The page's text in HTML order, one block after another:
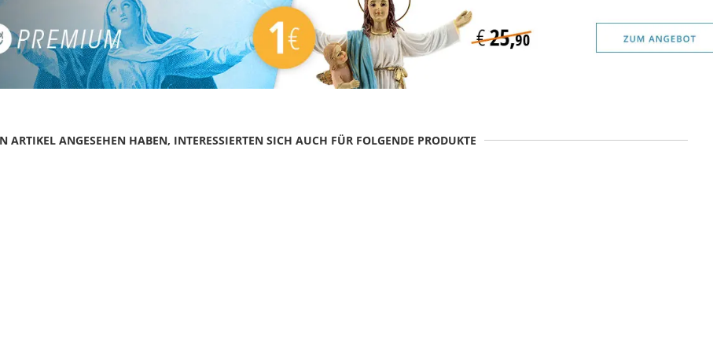
ARTIKEL ANGESEHEN HABEN, INTERESSIERTEN SICH AUCH FÜR FOLGENDE PRODUKTE